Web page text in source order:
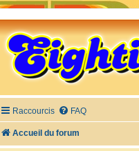
Raccourcis FAQ
Accueil du forum